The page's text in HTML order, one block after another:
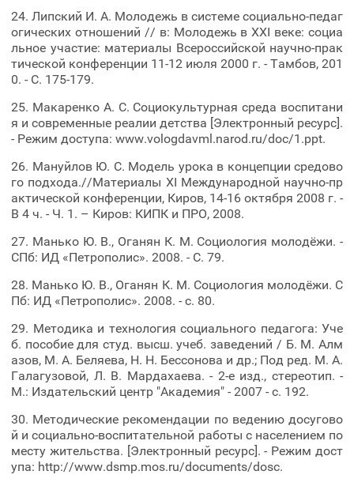
24. Липский И. А. Молодежь в системе социально-педаг
огических отношений // в: Молодежь в XXI веке: социа
льное участие: материалы Всероссийской научно-прак
тической конференции 11-12 июля 2000 г. - Тамбов, 201
0. - С. 175-179.
25. Макаренко А. С. Социокультурная среда воспитани
я и современные реалии детства [Электронный ресурс].
- Режим доступа: www.vologdavml.narod.ru/doc/1.ppt.
26. Мануйлов Ю. С. Модель урока в концепции средово
го подхода.//Материалы XI Международной научно-пр
актической конференции, Киров, 14-16 октября 2008 г. -
В 4 ч. - Ч. 1. – Киров: КИПК и ПРО, 2008.
27. Манько Ю. В., Оганян К. М. Социология молодёжи. -
СПб: ИД «Петрополис». 2008. - С. 79.
28. Манько Ю. В., Оганян К. М. Социология молодёжи. С
Пб: ИД «Петрополис». 2008. - с. 80.
29. Методика и технология социального педагога: Уче
б. пособие для студ. высш. учеб. заведений / Б. М. Алм
азов, М. А. Беляева, H. H. Бессонова и др.; Под ред. М. А.
Галагузовой, Л. В. Мардахаева. - 2-е изд., стереотип. -
М.: Издательский центр "Академия" - 2007 - с. 192.
30. Методические рекомендации по ведению досугово
й и социально-воспитательной работы с населением по
месту жительства. [Электронный ресурс]. - Режим дост
упа: http://www.dsmp.mos.ru/documents/dosc.